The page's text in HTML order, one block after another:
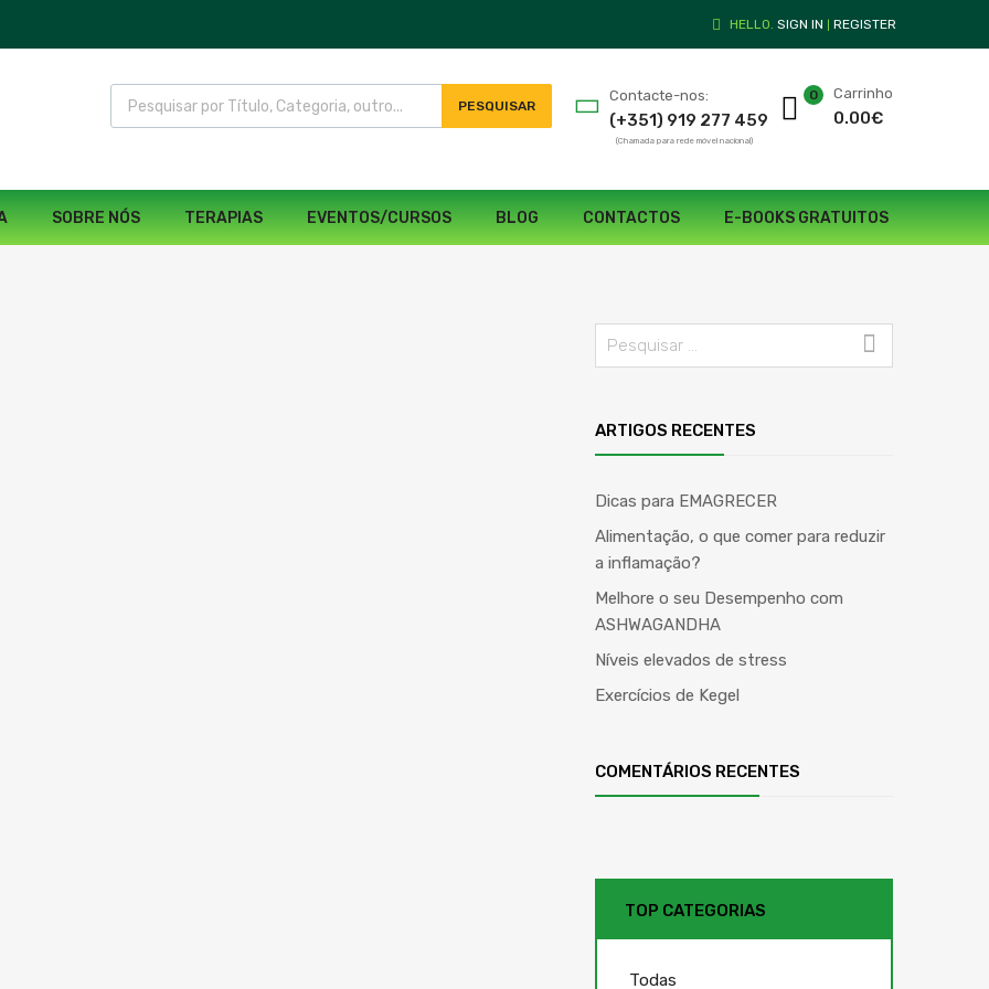
HELLO. SIGN IN REGISTER
PESQUISAR
Contacte-nos:
(+351) 919 277 459
(Chamada para rede móvel nacional)
Carrinho
0.00€
0
SOBRE NÓS TERAPIAS EVENTOS/CURSOS BLOG CONTACTOS E-BOOKS GRATUITOS
ARTIGOS RECENTES
Dicas para EMAGRECER
Alimentação, o que comer para reduzir
a inflamação?
Melhore o seu Desempenho com
ASHWAGANDHA
Níveis elevados de stress
Exercícios de Kegel
COMENTÁRIOS RECENTES
TOP CATEGORIAS
Todas